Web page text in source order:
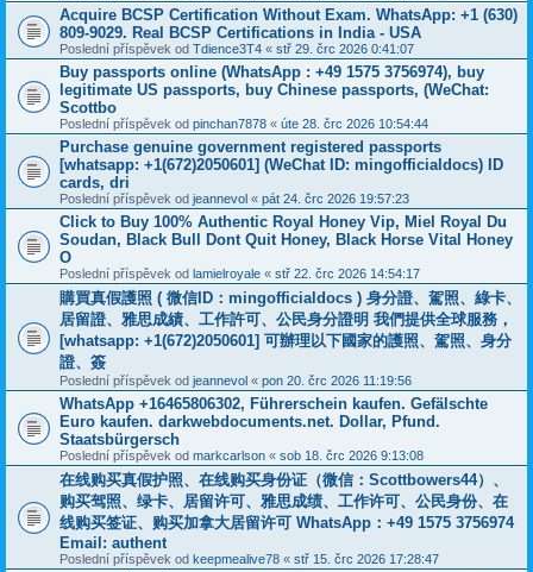
Acquire BCSP Certification Without Exam. WhatsApp: +1 (630)
809-9029. Real BCSP Certifications in India - USA
Poslední příspěvek od Tdience3T4 « stř 29. črc 2026 0:41:07
Buy passports online (WhatsApp : +49 1575 3756974), buy
legitimate US passports, buy Chinese passports, (WeChat:
Scottbo
Poslední příspěvek od pinchan7878 « úte 28. črc 2026 10:54:44
Purchase genuine government registered passports
[whatsapp: +1(672)2050601] (WeChat ID: mingofficialdocs) ID
cards, dri
Poslední příspěvek od jeannevol « pát 24. črc 2026 19:57:23
Click to Buy 100% Authentic Royal Honey Vip, Miel Royal Du
Soudan, Black Bull Dont Quit Honey, Black Horse Vital Honey
O
Poslední příspěvek od lamielroyale « stř 22. črc 2026 14:54:17
購買真假護照 ( 微信ID：mingofficialdocs ) 身分證、駕照、綠卡、
居留證、雅思成績、工作許可、公民身分證明 我們提供全球服務，
[whatsapp: +1(672)2050601] 可辦理以下國家的護照、駕照、身分
證、簽
Poslední příspěvek od jeannevol « pon 20. črc 2026 11:19:56
WhatsApp +16465806302, Führerschein kaufen. Gefälschte
Euro kaufen. darkwebdocuments.net. Dollar, Pfund.
Staatsbürgersch
Poslední příspěvek od markcarlson « sob 18. črc 2026 9:13:08
在线购买真假护照、在线购买身份证（微信：Scottbowers44）、
购买驾照、绿卡、居留许可、雅思成绩、工作许可、公民身份、在
线购买签证、购买加拿大居留许可 WhatsApp：+49 1575 3756974
Email: authent
Poslední příspěvek od keepmealive78 « stř 15. črc 2026 17:28:47